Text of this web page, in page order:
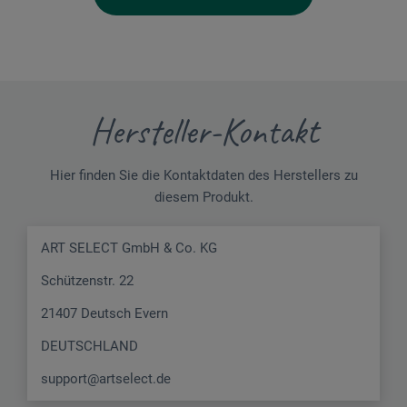
Hersteller-Kontakt
Hier finden Sie die Kontaktdaten des Herstellers zu
diesem Produkt.
ART SELECT GmbH & Co. KG
Schützenstr. 22
21407 Deutsch Evern
DEUTSCHLAND
support@artselect.de